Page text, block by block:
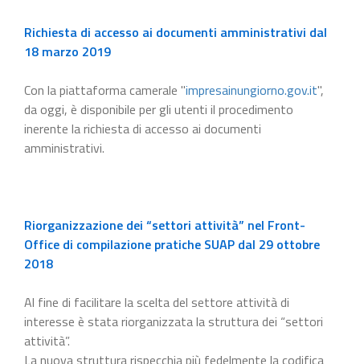
Richiesta di accesso ai documenti amministrativi dal
18 marzo 2019
Con la piattaforma camerale "impresainungiorno.gov.it",
da oggi, è disponibile per gli utenti il procedimento
inerente la richiesta di accesso ai documenti
amministrativi.
Riorganizzazione dei “settori attività” nel Front-
Office di compilazione pratiche SUAP dal 29 ottobre
2018
Al fine di facilitare la scelta del settore attività di
interesse è stata riorganizzata la struttura dei “settori
attività”.